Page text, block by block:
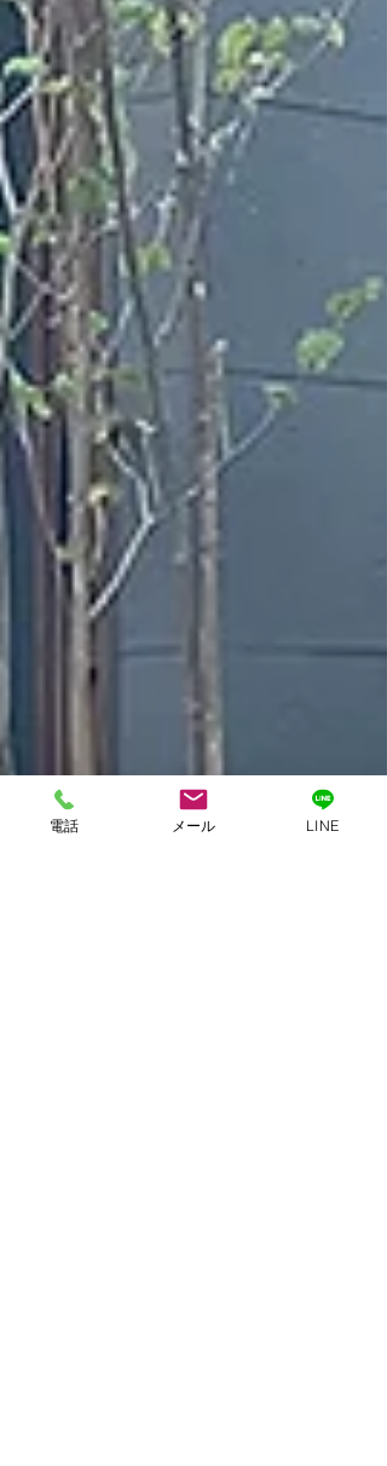
電話 メール LINE